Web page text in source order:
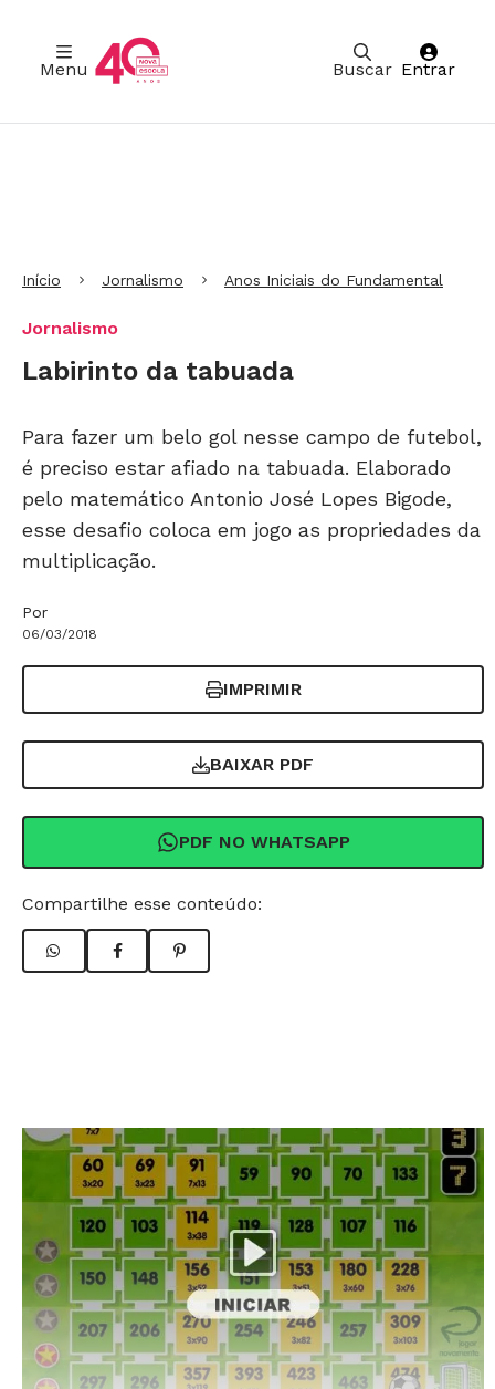
Buscar
Menu Entrar
Início Jornalismo Anos Iniciais do Fundamental
Jornalismo
Labirinto da tabuada
Para fazer um belo gol nesse campo de futebol,
é preciso estar afiado na tabuada. Elaborado
pelo matemático Antonio José Lopes Bigode,
esse desafio coloca em jogo as propriedades da
multiplicação.
Por
06/03/2018
IMPRIMIR
BAIXAR PDF
PDF NO WHATSAPP
Compartilhe esse conteúdo: